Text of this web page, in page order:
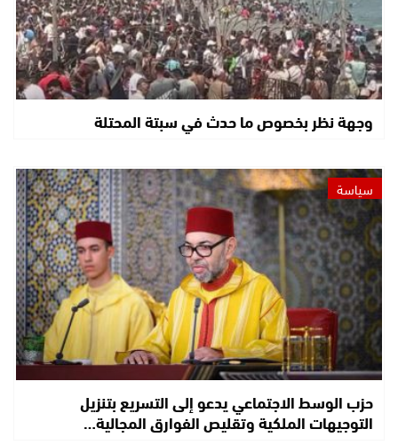
وجهة نظر بخصوص ما حدث في سبتة المحتلة
سياسة
حزب الوسط الاجتماعي يدعو إلى التسريع بتنزيل
التوجيهات الملكية وتقليص الفوارق المجالية…